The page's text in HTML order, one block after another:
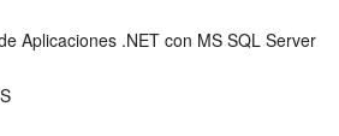
Aplicaciones .NET con MS SQL Server